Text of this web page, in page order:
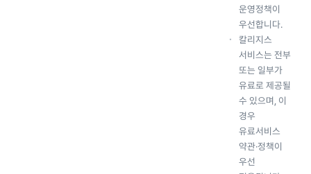
운영정책이
우선합니다.
칼리지스
서비스는 전부
또는 일부가
유료로 제공될
수 있으며, 이
경우
유료서비스
약관·정책이
우선